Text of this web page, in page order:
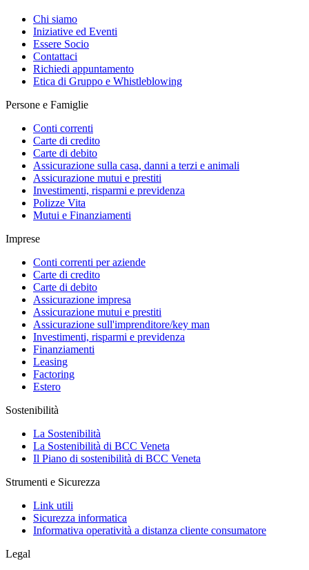
Chi siamo
Iniziative ed Eventi
Essere Socio
Contattaci
Richiedi appuntamento
Etica di Gruppo e Whistleblowing
Persone e Famiglie
Conti correnti
Carte di credito
Carte di debito
Assicurazione sulla casa, danni a terzi e animali
Assicurazione mutui e prestiti
Investimenti, risparmi e previdenza
Polizze Vita
Mutui e Finanziamenti
Imprese
Conti correnti per aziende
Carte di credito
Carte di debito
Assicurazione impresa
Assicurazione mutui e prestiti
Assicurazione sull'imprenditore/key man
Investimenti, risparmi e previdenza
Finanziamenti
Leasing
Factoring
Estero
Sostenibilità
La Sostenibilità
La Sostenibilità di BCC Veneta
Il Piano di sostenibilità di BCC Veneta
Strumenti e Sicurezza
Link utili
Sicurezza informatica
Informativa operatività a distanza cliente consumatore
Legal